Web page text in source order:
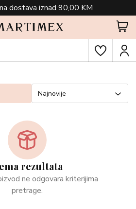
dostava iznad 90,00 KM
Najnovije
rezultata
ne odgovara kriterijima
pretrage.